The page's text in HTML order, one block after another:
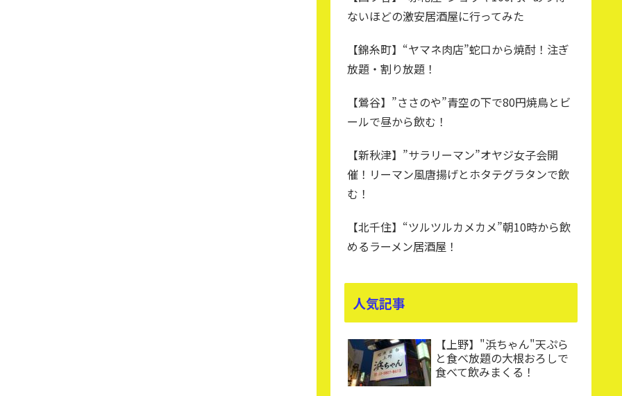
ないほどの激安居酒屋に行ってみた
【錦糸町】“ヤマネ肉店”蛇口から焼酎！注ぎ
放題・割り放題！
【鶯谷】”ささのや”青空の下で80円焼鳥とビ
ールで昼から飲む！
【新秋津】”サラリーマン”オヤジ女子会開
催！リーマン風唐揚げとホタテグラタンで飲
む！
【北千住】“ツルツルカメカメ”朝10時から飲
めるラーメン居酒屋！
人気記事
【上野】"浜ちゃん"天ぷら
と食べ放題の大根おろしで
食べて飲みまくる！